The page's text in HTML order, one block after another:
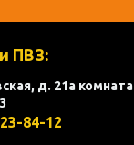
ПВЗ:
д. 21а комната
84-12